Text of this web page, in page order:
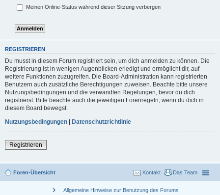
Meinen Online-Status während dieser Sitzung verbergen
REGISTRIEREN
Du musst in diesem Forum registriert sein, um dich anmelden zu können. Die
Registrierung ist in wenigen Augenblicken erledigt und ermöglicht dir, auf
weitere Funktionen zuzugreifen. Die Board-Administration kann registrierten
Benutzern auch zusätzliche Berechtigungen zuweisen. Beachte bitte unsere
Nutzungsbedingungen und die verwandten Regelungen, bevor du dich
registrierst. Bitte beachte auch die jeweiligen Forenregeln, wenn du dich in
diesem Board bewegst.
Nutzungsbedingungen | Datenschutzrichtlinie
Registrieren
Foren-Übersicht Das Team
Kontakt
chevron_right Allgemeine Hinweise zur Benutzung des Forums